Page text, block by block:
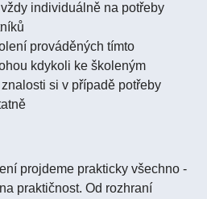
individuálně na potřeby
prováděných tímto
kdykoli ke školeným
si v případě potřeby
projdeme prakticky všechno -
praktičnost. Od rozhraní